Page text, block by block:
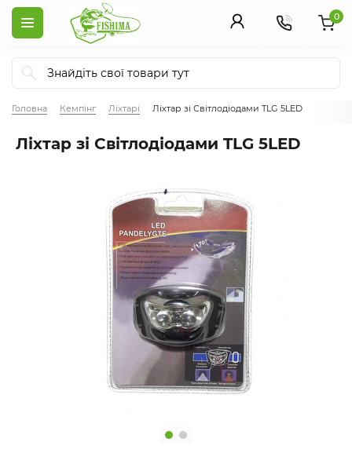
0
Головна Кемпінг Ліхтарі Ліхтар зі Світлодіодами TLG 5LED
Ліхтар зі Світлодіодами TLG 5LED